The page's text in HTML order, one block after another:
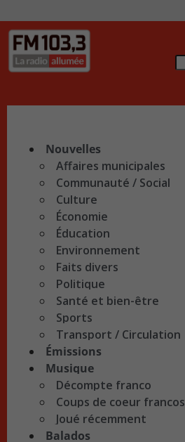
Nouvelles
Affaires municipales
Communauté / Social
Culture
Économie
Éducation
Environnement
Faits divers
Politique
Santé et bien-être
Sports
Transport / Circulation
Émissions
Musique
Décompte franco
Coups de coeur francos
Joué récemment
Balados